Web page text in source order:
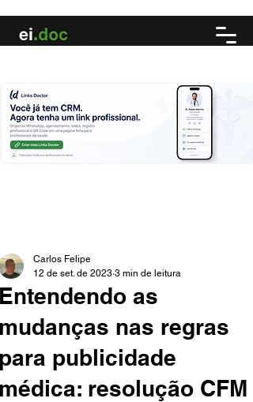
as
nas regras
publicidade
resolução CFM
Carlos Felipe
12 de set. de 2023 3 min de leitura